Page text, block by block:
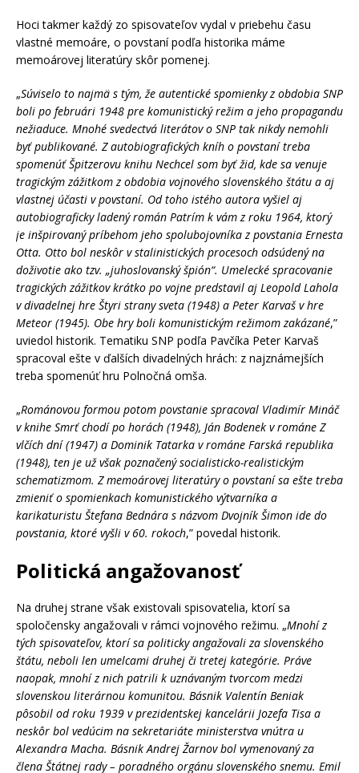
Hoci takmer každý zo spisovateľov vydal v priebehu času
vlastné memoáre, o povstaní podľa historika máme
memoárovej literatúry skôr pomenej.
„Súviselo to najmä s tým, že autentické spomienky z obdobia SNP
boli po februári 1948 pre komunistický režim a jeho propagandu
nežiaduce. Mnohé svedectvá literátov o SNP tak nikdy nemohli
byť publikované. Z autobiografických kníh o povstaní treba
spomenúť Špitzerovu knihu Nechcel som byť žid, kde sa venuje
tragickým zážitkom z obdobia vojnového slovenského štátu a aj
vlastnej účasti v povstaní. Od toho istého autora vyšiel aj
autobiograficky ladený román Patrím k vám z roku 1964, ktorý
je inšpirovaný príbehom jeho spolubojovníka z povstania Ernesta
Otta. Otto bol neskôr v stalinistických procesoch odsúdený na
doživotie ako tzv. „juhoslovanský špión“. Umelecké spracovanie
tragických zážitkov krátko po vojne predstavil aj Leopold Lahola
v divadelnej hre Štyri strany sveta (1948) a Peter Karvaš v hre
Meteor (1945). Obe hry boli komunistickým režimom zakázané,”
uviedol historik. Tematiku SNP podľa Pavčíka Peter Karvaš
spracoval ešte v ďalších divadelných hrách: z najznámejších
treba spomenúť hru Polnočná omša.
„Románovou formou potom povstanie spracoval Vladimír Mináč
v knihe Smrť chodí po horách (1948), Ján Bodenek v románe Z
vlčích dní (1947) a Dominik Tatarka v románe Farská republika
(1948), ten je už však poznačený socialisticko-realistickým
schematizmom. Z memoárovej literatúry o povstaní sa ešte treba
zmieniť o spomienkach komunistického výtvarníka a
karikaturistu Štefana Bednára s názvom Dvojník Šimon ide do
povstania, ktoré vyšli v 60. rokoch,” povedal historik.
Politická angažovanosť
Na druhej strane však existovali spisovatelia, ktorí sa
spoločensky angažovali v rámci vojnového režimu. „Mnohí z
tých spisovateľov, ktorí sa politicky angažovali za slovenského
štátu, neboli len umelcami druhej či tretej kategórie. Práve
naopak, mnohí z nich patrili k uznávaným tvorcom medzi
slovenskou literárnou komunitou. Básnik Valentín Beniak
pôsobil od roku 1939 v prezidentskej kancelárii Jozefa Tisa a
neskôr bol vedúcim na sekretariáte ministerstva vnútra u
Alexandra Macha. Básnik Andrej Žarnov bol vymenovaný za
člena Štátnej rady – poradného orgánu slovenského snemu. Emil